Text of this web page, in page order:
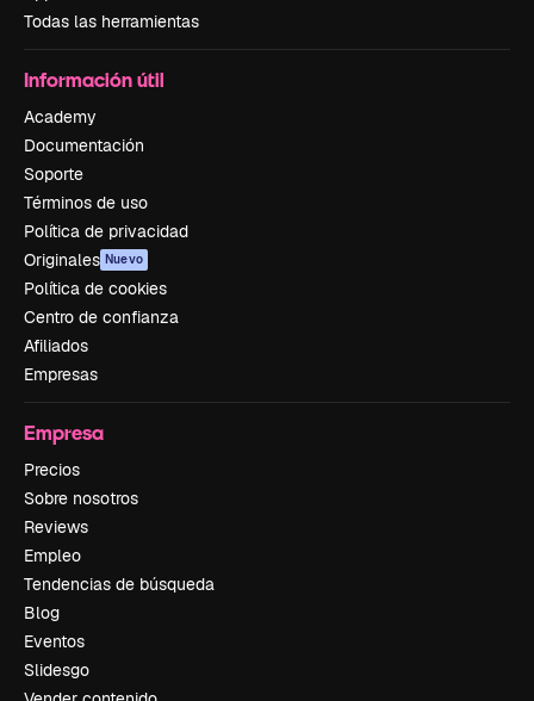
Todas las herramientas
Información útil
Academy
Documentación
Soporte
Términos de uso
Política de privacidad
Originales Nuevo
Política de cookies
Centro de confianza
Afiliados
Empresas
Empresa
Precios
Sobre nosotros
Reviews
Empleo
Tendencias de búsqueda
Blog
Eventos
Slidesgo